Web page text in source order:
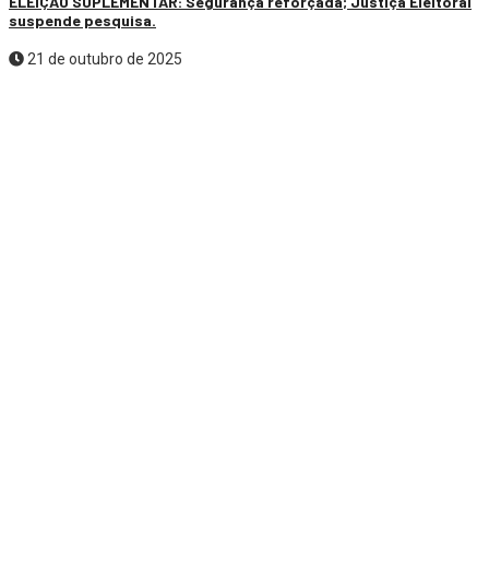
suspende pesquisa.
21 de outubro de 2025